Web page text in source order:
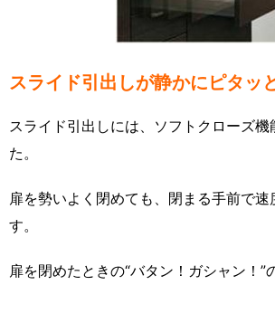
スライド引出しが静かにピタッ
スライド引出しには、ソフトクローズ機
た。
扉を勢いよく閉めても、閉まる手前で速
す。
扉を閉めたときの“バタン！ガシャン！”